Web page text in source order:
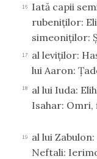
16
Iată capii
rubeniţilor:
simeoniţilor:
17
al leviţilor:
lui Aaron:
18 al lui Iuda:
Isahar: Omri,
19
al lui
Neftali: